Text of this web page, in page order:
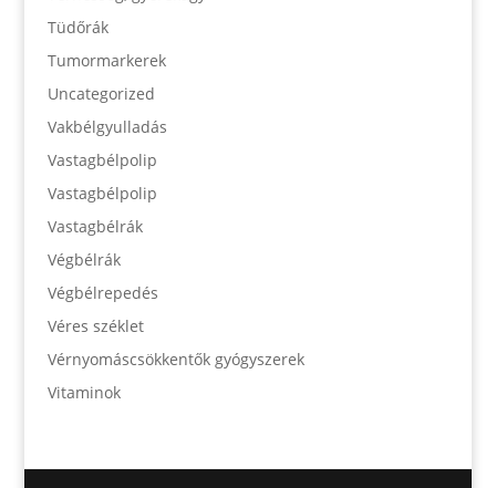
Tüdőrák
Tumormarkerek
Uncategorized
Vakbélgyulladás
Vastagbélpolip
Vastagbélpolip
Vastagbélrák
Végbélrák
Végbélrepedés
Véres széklet
Vérnyomáscsökkentők gyógyszerek
Vitaminok